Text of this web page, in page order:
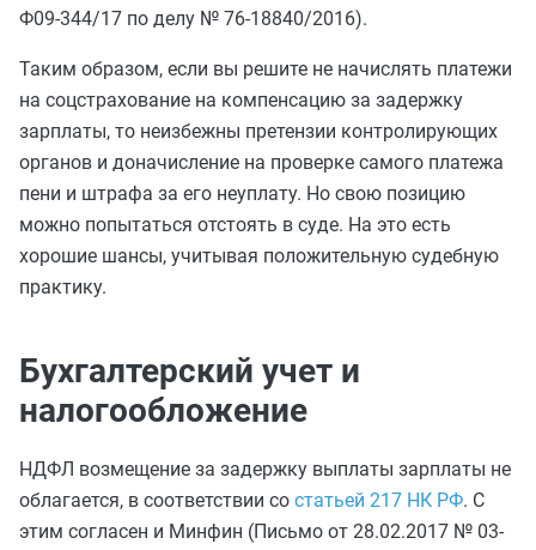
Ф09-344/17 по делу № 76-18840/2016).
Таким образом, если вы решите не начислять платежи
на соцстрахование на компенсацию за задержку
зарплаты, то неизбежны претензии контролирующих
органов и доначисление на проверке самого платежа
пени и штрафа за его неуплату. Но свою позицию
можно попытаться отстоять в суде. На это есть
хорошие шансы, учитывая положительную судебную
практику.
Бухгалтерский учет и
налогообложение
НДФЛ возмещение за задержку выплаты зарплаты не
облагается, в соответствии со статьей 217 НК РФ. С
этим согласен и Минфин (Письмо от 28.02.2017 № 03-